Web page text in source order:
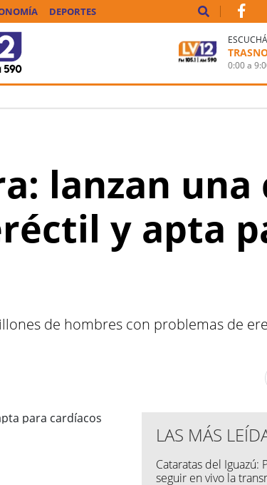
DEPORTES
0:00a
lanzan una
y apta
de hombres con problemas de
LAS MÁS
Cataratas del Iguazú:
seguir en vivo la